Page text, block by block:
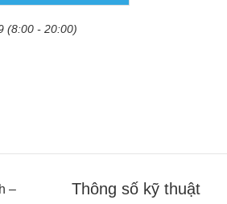
(8:00 - 20:00)
–
Thông số kỹ thuật